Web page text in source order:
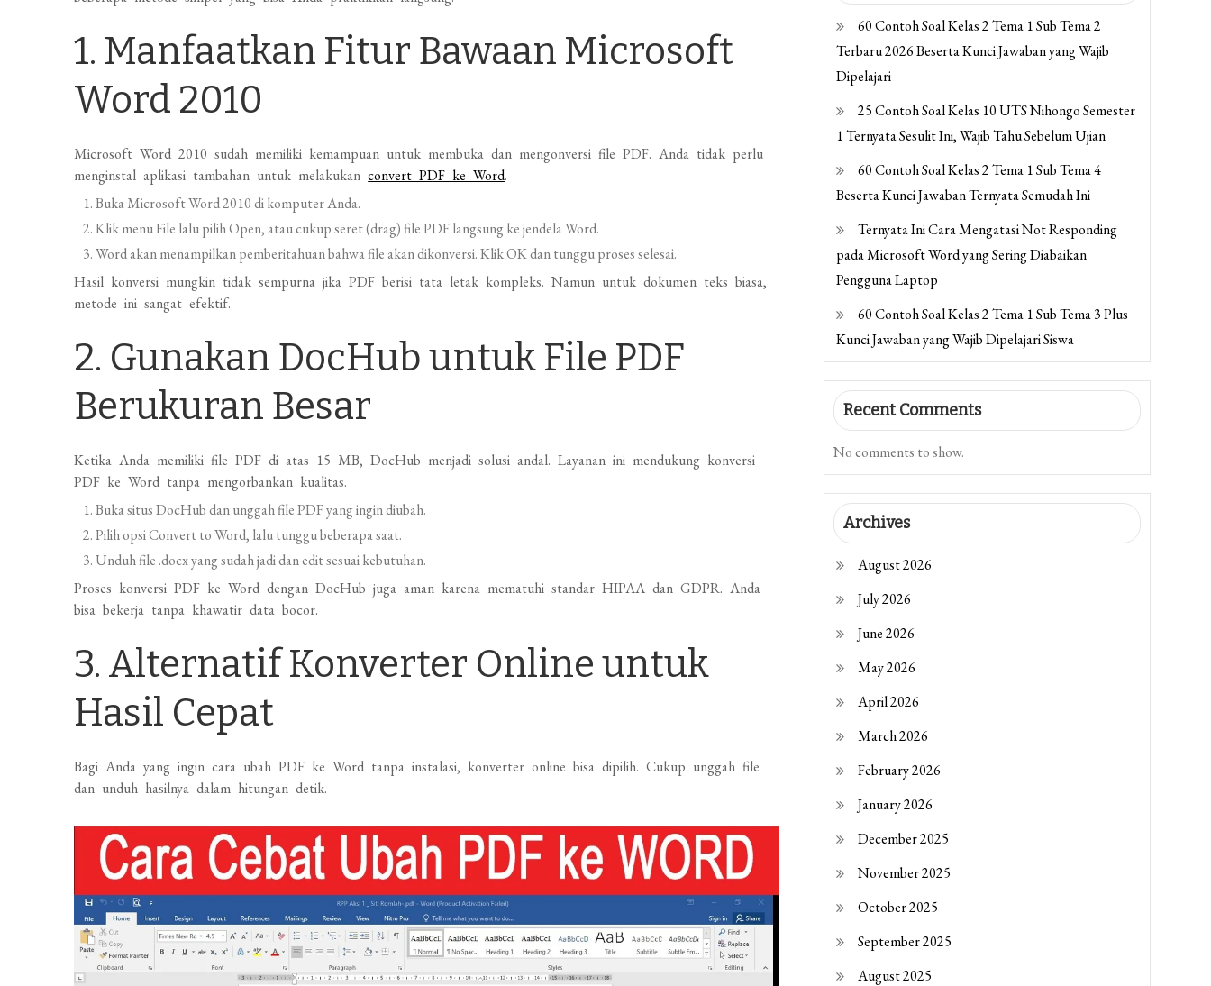
1. Manfaatkan Fitur Bawaan Microsoft
Word 2010
Microsoft Word 2010 sudah memiliki kemampuan untuk membuka dan mengonversi file PDF. Anda tidak perlu
menginstal aplikasi tambahan untuk melakukanconvert PDF ke Word.
Buka Microsoft Word 2010 di komputer Anda.
Klik menu File lalu pilih Open, atau cukup seret (drag) file PDF langsung ke jendela Word.
Word akan menampilkan pemberitahuan bahwa file akan dikonversi. Klik OK dan tunggu proses selesai.
Hasil konversi mungkin tidak sempurna jika PDF berisi tata letak kompleks. Namun untuk dokumen teks biasa,
metode ini sangat efektif.
2. Gunakan DocHub untuk File PDF
Berukuran Besar
Ketika Anda memiliki file PDF di atas 15 MB, DocHub menjadi solusi andal. Layanan ini mendukung konversi
PDF ke Word tanpa mengorbankan kualitas.
Buka situs DocHub dan unggah file PDF yang ingin diubah.
Pilih opsi Convert to Word, lalu tunggu beberapa saat.
Unduh file .docx yang sudah jadi dan edit sesuai kebutuhan.
Proses konversi PDF ke Word dengan DocHub juga aman karena mematuhi standar HIPAA dan GDPR. Anda
bisa bekerja tanpa khawatir data bocor.
3. Alternatif Konverter Online untuk
Hasil Cepat
Bagi Anda yang ingin cara ubah PDF ke Word tanpa instalasi, konverter online bisa dipilih. Cukup unggah file
dan unduh hasilnya dalam hitungan detik.
60 Contoh Soal Kelas 2 Tema 1 Sub Tema 2
Terbaru 2026 Beserta Kunci Jawaban yang Wajib
Dipelajari
25 Contoh Soal Kelas 10 UTS Nihongo Semester
1 Ternyata Sesulit Ini, Wajib Tahu Sebelum Ujian
60 Contoh Soal Kelas 2 Tema 1 Sub Tema 4
Beserta Kunci Jawaban Ternyata Semudah Ini
Ternyata Ini Cara Mengatasi Not Responding
pada Microsoft Word yang Sering Diabaikan
Pengguna Laptop
60 Contoh Soal Kelas 2 Tema 1 Sub Tema 3 Plus
Kunci Jawaban yang Wajib Dipelajari Siswa
Recent Comments
No comments to show.
Archives
August 2026
July 2026
June 2026
May 2026
April 2026
March 2026
February 2026
January 2026
December 2025
November 2025
October 2025
September 2025
August 2025